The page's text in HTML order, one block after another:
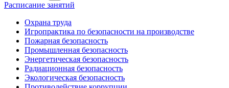
Расписание занятий
Охрана труда
Игропрактика по безопасности на производстве
Пожарная безопасность
Промышленная безопасность
Энергетическая безопасность
Радиационная безопасность
Экологическая безопасность